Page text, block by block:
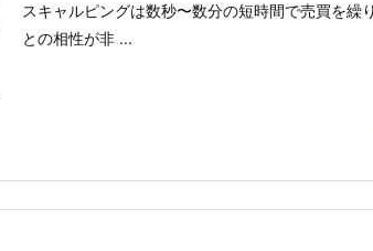
スキャルピングは数秒〜数分の短時間で売買を繰
との相性が非 ...